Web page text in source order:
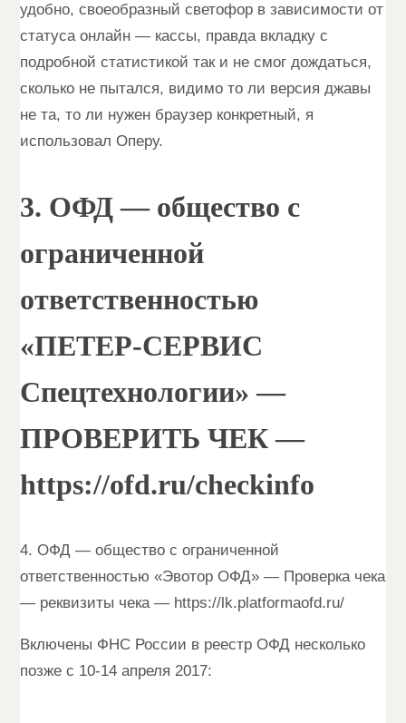
удобно, своеобразный светофор в зависимости от
статуса онлайн — кассы, правда вкладку с
подробной статистикой так и не смог дождаться,
сколько не пытался, видимо то ли версия джавы
не та, то ли нужен браузер конкретный, я
использовал Оперу.
3. ОФД — общество с
ограниченной
ответственностью
«ПЕТЕР-СЕРВИС
Спецтехнологии» —
ПРОВЕРИТЬ ЧЕК —
https://ofd.ru/checkinfo
4. ОФД — общество с ограниченной
ответственностью «Эвотор ОФД» — Проверка чека
— реквизиты чека — https://lk.platformaofd.ru/
Включены ФНС России в реестр ОФД несколько
позже с 10-14 апреля 2017: